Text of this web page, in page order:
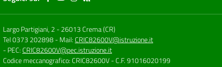
Largo Partigiani, 2 -26013 Crema (CR)
Tel 0373 202898- Mail:CRIC82600V@istruzione.it
- PEC:CRIC82600V@pec.istruzione.it
Codice meccanografico: CRIC82600V- C.F. 91016020199